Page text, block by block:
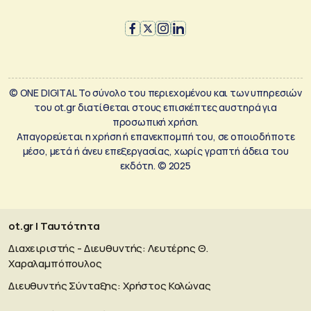
© ONE DIGITAL Το σύνολο του περιεχομένου και των υπηρεσιών
του ot.gr διατίθεται στους επισκέπτες αυστηρά για
προσωπική χρήση.
Απαγορεύεται η χρήση ή επανεκπομπή του, σε οποιοδήποτε
μέσο, μετά ή άνευ επεξεργασίας, χωρίς γραπτή άδεια του
εκδότη. © 2025
ot.gr | Ταυτότητα
Διαχειριστής - Διευθυντής: Λευτέρης Θ.
Χαραλαμπόπουλος
Διευθυντής Σύνταξης: Χρήστος Κολώνας